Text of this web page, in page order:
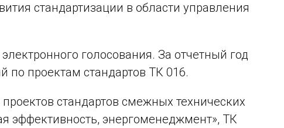
стандартизации в области управления
голосования. За отчетный год
по проектам стандартов ТК 016.
стандартов смежных технических
эффективность, энергоменеджмент», ТК